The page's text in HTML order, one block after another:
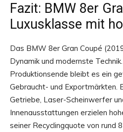
Fazit: BMW 8er
Luxusklasse mit
Das BMW 8er Gran Coupé
Dynamik und modernste
Produktionsende bleibt es ein
Gebraucht- und Exportmärkten.
Getriebe, Laser-Scheinwerfer
Innenausstattungen erzielen
seiner Recyclingquote von rund